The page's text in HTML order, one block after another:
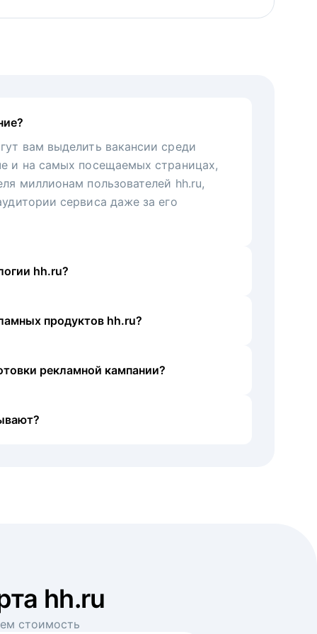
вам выделить вакансии среди
и на самых посещаемых страницах,
миллионам пользователей hh.ru,
сервиса даже за его
hh.ru?
продуктов hh.ru?
рекламной кампании?
hh.ru
стоимость